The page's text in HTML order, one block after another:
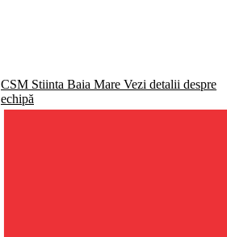
CSM Stiinta Baia Mare Vezi detalii despre
echipă